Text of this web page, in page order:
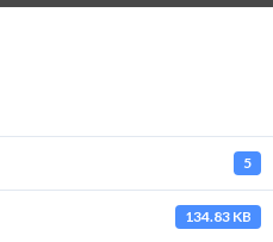
5
134.83 KB